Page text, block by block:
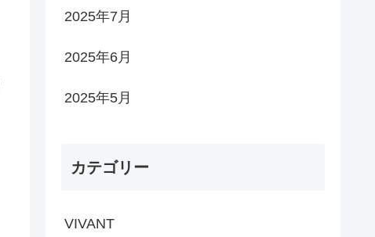
2025年7月
2025年6月
2025年5月
カテゴリー
VIVANT